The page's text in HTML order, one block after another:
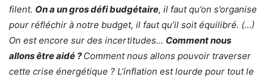
filent. On a un gros défi budgétaire, il faut qu’on s’organise
pour réfléchir à notre budget, il faut qu’il soit équilibré. (…)
On est encore sur des incertitudes… Comment nous
allons être aidé ?Comment nous allons pouvoir traverser
cette crise énergétique ? L’inflation est lourde pour tout le